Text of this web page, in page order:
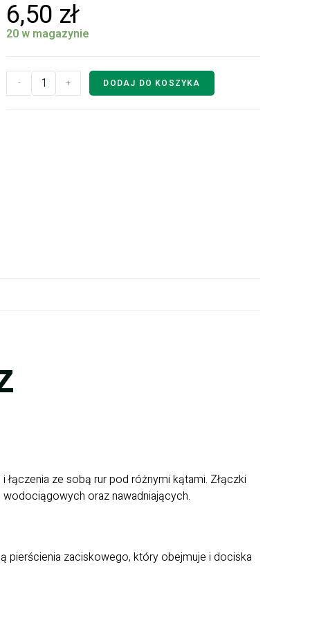
6,50 zł
20 w magazynie
- + DODAJ DO KOSZYKA
łączenia ze sobą rur pod różnymi kątami. Złączki
oraz nawadniających.
pierścienia zaciskowego, który obejmuje i dociska